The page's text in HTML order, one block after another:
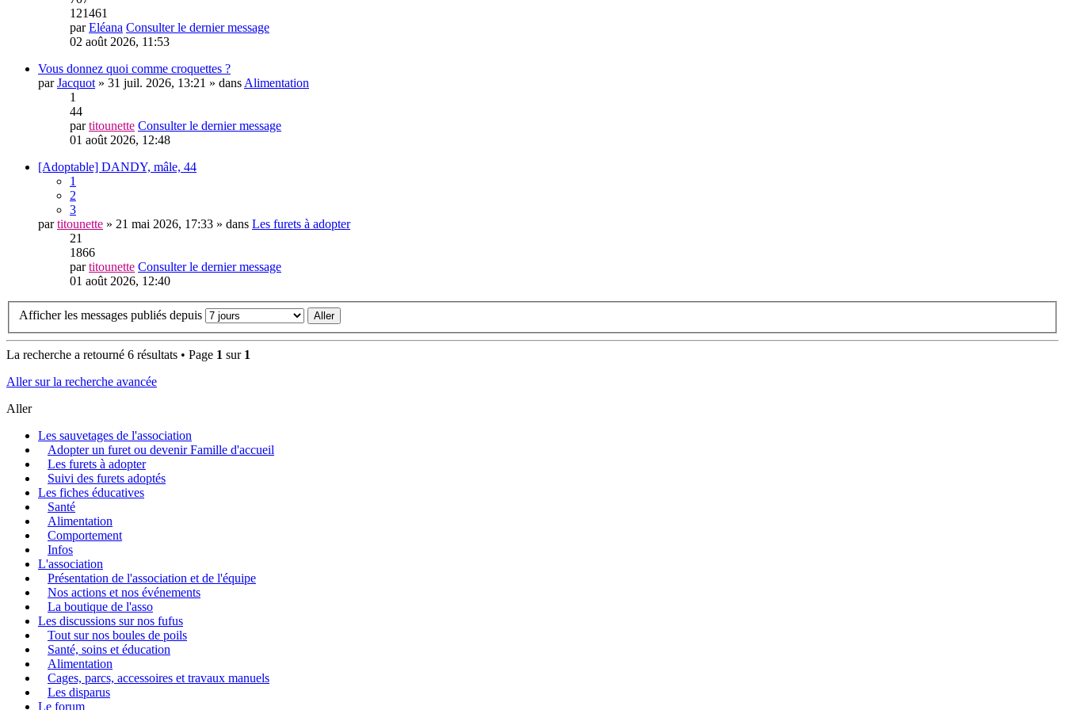
121461
parEléana Consulter le dernier message
02 août 2026, 11:53
Vous donnez quoi comme croquettes ?
parJacquot » 31 juil. 2026, 13:21 » dans Alimentation
1
44
partitounette Consulter le dernier message
01 août 2026, 12:48
[Adoptable] DANDY, mâle, 44
1
2
3
partitounette » 21 mai 2026, 17:33 » dans Les furets à adopter
21
1866
partitounette Consulter le dernier message
01 août 2026, 12:40
Afficher les messages publiés depuis
La recherche a retourné 6 résultats • Page 1 sur 1
Aller sur la recherche avancée
Aller
Les sauvetages de l'association
Adopter un furet ou devenir Famille d'accueil
Les furets à adopter
Suivi des furets adoptés
Les fiches éducatives
Santé
Alimentation
Comportement
Infos
L'association
Présentation de l'association et de l'équipe
Nos actions et nos événements
La boutique de l'asso
Les discussions sur nos fufus
Tout sur nos boules de poils
Santé, soins et éducation
Alimentation
Cages, parcs, accessoires et travaux manuels
Les disparus
Le forum